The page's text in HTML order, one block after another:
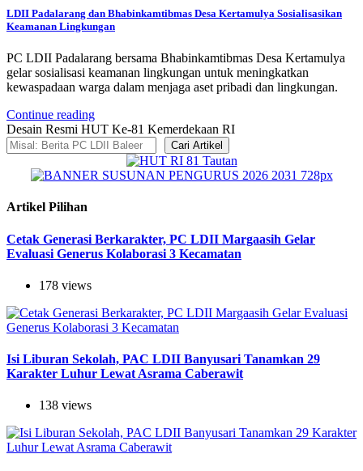
LDII Padalarang dan Bhabinkamtibmas Desa Kertamulya Sosialisasikan
Keamanan Lingkungan
PC LDII Padalarang bersama Bhabinkamtibmas Desa Kertamulya
gelar sosialisasi keamanan lingkungan untuk meningkatkan
kewaspadaan warga dalam menjaga aset pribadi dan lingkungan.
Continue reading
Desain Resmi HUT Ke-81 Kemerdekaan RI
Cari Artikel
Artikel Pilihan
Cetak Generasi Berkarakter, PC LDII Margaasih Gelar
Evaluasi Generus Kolaborasi 3 Kecamatan
178 views
Isi Liburan Sekolah, PAC LDII Banyusari Tanamkan 29
Karakter Luhur Lewat Asrama Caberawit
138 views